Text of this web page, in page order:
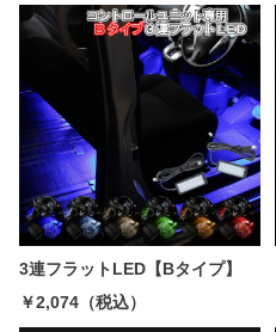
3連フラットLED【Bタイプ】
￥2,074（税込）